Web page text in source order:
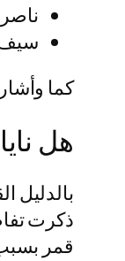
سيف
كما
هل
بالدليل
ذكرت
قمر